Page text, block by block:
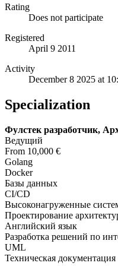
Rating
Does not participate
Registered
April 9 2011
Activity
December 8 2025 at
Specialization
Фулстек разработчик,
Ведущий
From 10,000 €
Golang
Docker
Базы данных
CI/CD
Высоконагруженные
Проектирование
Английский язык
Разработка решений по
UML
Техническая документация